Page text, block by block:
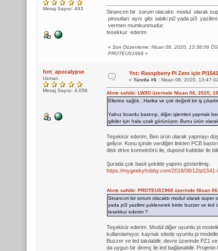
Mesaj Sayısı: 493
Sinancım bir sorum olacaktı modul olarak
pinoutlari ayni gibi tabiki pi2 yada pi3
vermen mumkunmudur.
tesekkur ederim
« Son Düzenleme: Nisan 06, 2020, 13:38:06
PROTEUS1968»
fort_apocalypse
Uzman
Mesaj Sayısı: 4.056
Ynt: Rasspberry Pi Zero için
« Yanıtla #6 :Nisan 06, 2020,
Alıntı sahibi: LW3D üzerinde Nisan 06, 2020,
Ellerine sağlık...Harika ve çok değerli bir iş
Yalnız boardu bastırıp, diğer işlemleri yapmak
gibiler için hala uzak görünüyor. Bunu ürün
Teşekkür ederim, Ben ürün olarak yapmayı
geliyor. Konu içinde verdiğim linkten PCB
disk drive konnektörü ile, dupond kablolar ile bile
Şurada çok basit şekilde yapımı gösterilmiş:
https://mygeekyhobby.com/2018/08/12/
Alıntı sahibi: PROTEUS1968 üzerinde Nisan
Sinancım bir sorum olacaktı modul olarak
yada pi3 yazilimi yuklenerek birde buzzer ve led
tesekkur ederim ?
Teşekkür ederim. Modül diğer uyumlu pi
kullanılamıyor. kaynak sitede uyumlu pi
Buzzer ve led takılabilir, devre üzerinde PZ1
da uygun bir direnç ile led bağlanabilir.